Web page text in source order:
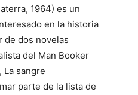
1964) es un
en la historia
de dos novelas
del Man Booker
La sangre
parte de la lista de